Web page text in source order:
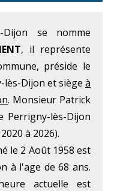
se nomme
, il représente
préside le
lès-Dijon et siège à
. Monsieur Patrick
Perrigny-lès-Dijon
à 2026).
le 2 Août 1958 est
à l'age de 68 ans.
actuelle est